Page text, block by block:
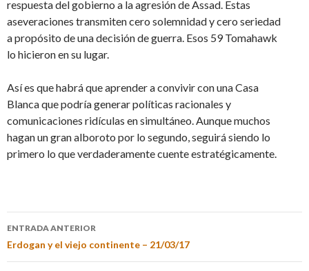
respuesta del gobierno a la agresión de Assad. Estas
aseveraciones transmiten cero solemnidad y cero seriedad
a propósito de una decisión de guerra. Esos 59 Tomahawk
lo hicieron en su lugar.
Así es que habrá que aprender a convivir con una Casa
Blanca que podría generar políticas racionales y
comunicaciones ridículas en simultáneo. Aunque muchos
hagan un gran alboroto por lo segundo, seguirá siendo lo
primero lo que verdaderamente cuente estratégicamente.
ENTRADA ANTERIOR
Erdogan y el viejo continente – 21/03/17